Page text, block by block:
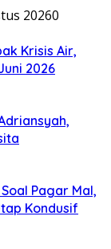
20260
Krisis Air,
2026
Pagar Mal,
Kondusif